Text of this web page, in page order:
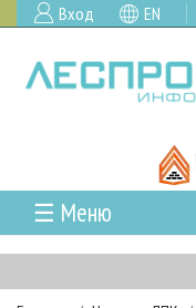
Вход EN
☰ Меню
ГЛАВНАЯ
РУБРИКИ И ТЕМЫ